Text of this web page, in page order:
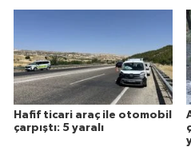
Hafif ticari araç ile otomobil
çarpıştı: 5 yaralı